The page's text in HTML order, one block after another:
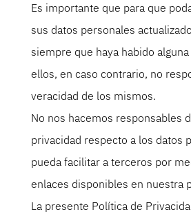
Es importante que para que
sus datos personales
siempre que haya habido
ellos, en caso contrario, no
veracidad de los mismos.
No nos hacemos responsables
privacidad respecto a los datos
pueda facilitar a terceros por
enlaces disponibles en nuestra
La presente Política de